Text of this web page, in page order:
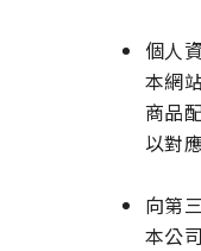
個人
本網
商品
以對
向第
本公